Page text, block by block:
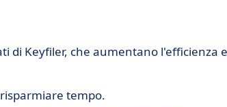
di Keyfiler, che aumentano l'efficienza e
tempo.